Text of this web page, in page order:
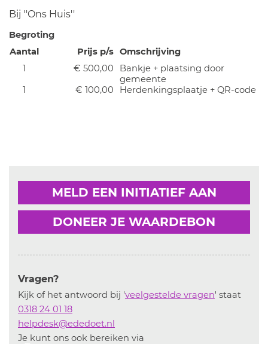
Bij ''Ons Huis''
Begroting
Aantal
Prijs p/s Omschrijving
1
€ 500,00
Bankje + plaatsing door
gemeente
1
€ 100,00 Herdenkingsplaatje + QR-code
MELD EEN INITIATIEF AAN
DONEER JE WAARDEBON
Vragen?
Kijk of het antwoord bij 'veelgestelde vragen' staat
0318 24 01 18
helpdesk@ededoet.nl
Je kunt ons ook bereiken via